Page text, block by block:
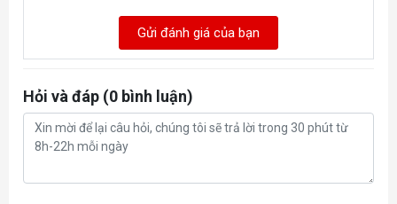
Gửi đánh giá của bạn
Hỏi và đáp (0 bình luận)